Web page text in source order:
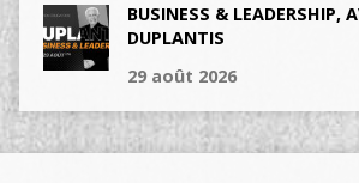
BUSINESS & LEADERSHIP,
DUPLANTIS
29 août 2026